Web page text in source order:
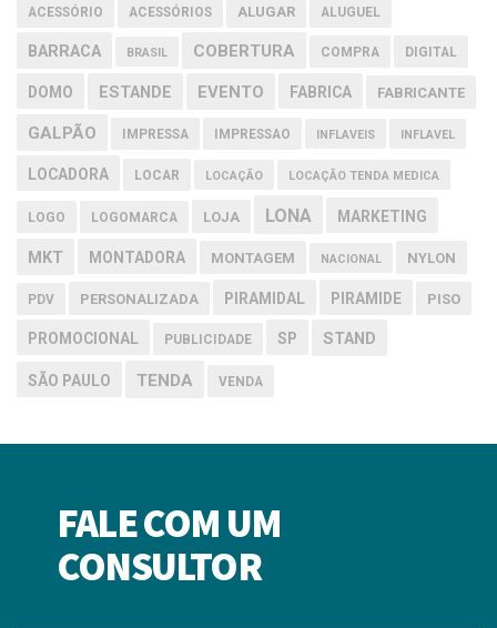
ACESSÓRIO ACESSÓRIOS ALUGAR ALUGUEL
BARRACA BRASIL COBERTURA COMPRA DIGITAL
DOMO ESTANDE EVENTO FABRICA FABRICANTE
GALPÃO IMPRESSA IMPRESSAO INFLAVEIS INFLAVEL
LOCADORA LOCAR LOCAÇÃO LOCAÇÃO TENDA MEDICA
LOGO LOGOMARCA LOJA LONA MARKETING
MKT MONTADORA MONTAGEM NACIONAL NYLON
PDV PERSONALIZADA PIRAMIDAL PIRAMIDE PISO
PROMOCIONAL PUBLICIDADE SP STAND
SÃO PAULO TENDA VENDA
FALE COM UM
CONSULTOR